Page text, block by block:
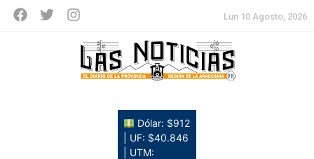
Lun 10 Agosto, 2026
Dólar: $912
| UF: $40.846
| UTM: